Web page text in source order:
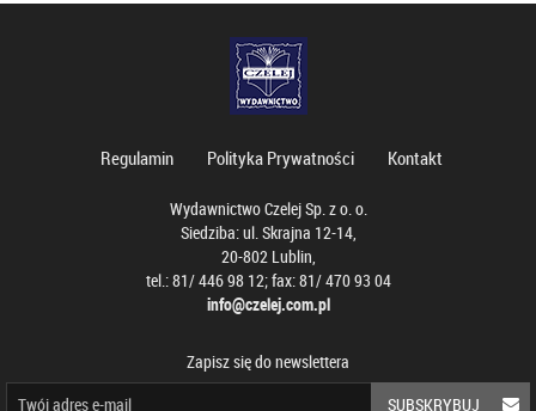
Regulamin Polityka Prywatności Kontakt
Wydawnictwo Czelej Sp. z o. o.
Siedziba: ul. Skrajna 12-14,
20-802 Lublin,
tel.: 81/ 446 98 12; fax: 81/ 470 93 04
info@czelej.com.pl
Zapisz się do newslettera
SUBSKRYBUJ